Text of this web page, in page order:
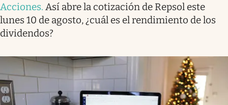
Acciones. Así abre la cotización de Repsol este
lunes 10 de agosto, ¿cuál es el rendimiento de los
dividendos?